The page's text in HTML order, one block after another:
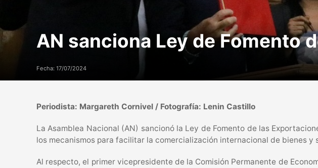
AN sanciona Ley de Fomento
Fecha: 17/07/2024
Periodista: Margareth Cornivel / Fotografía: Lenin Castillo
La Asamblea Nacional (AN) sancionó la Ley de Fomento de las
los mecanismos para facilitar la comercialización internacional de bienes y
Al respecto, el primer vicepresidente de la Comisión Permanente de